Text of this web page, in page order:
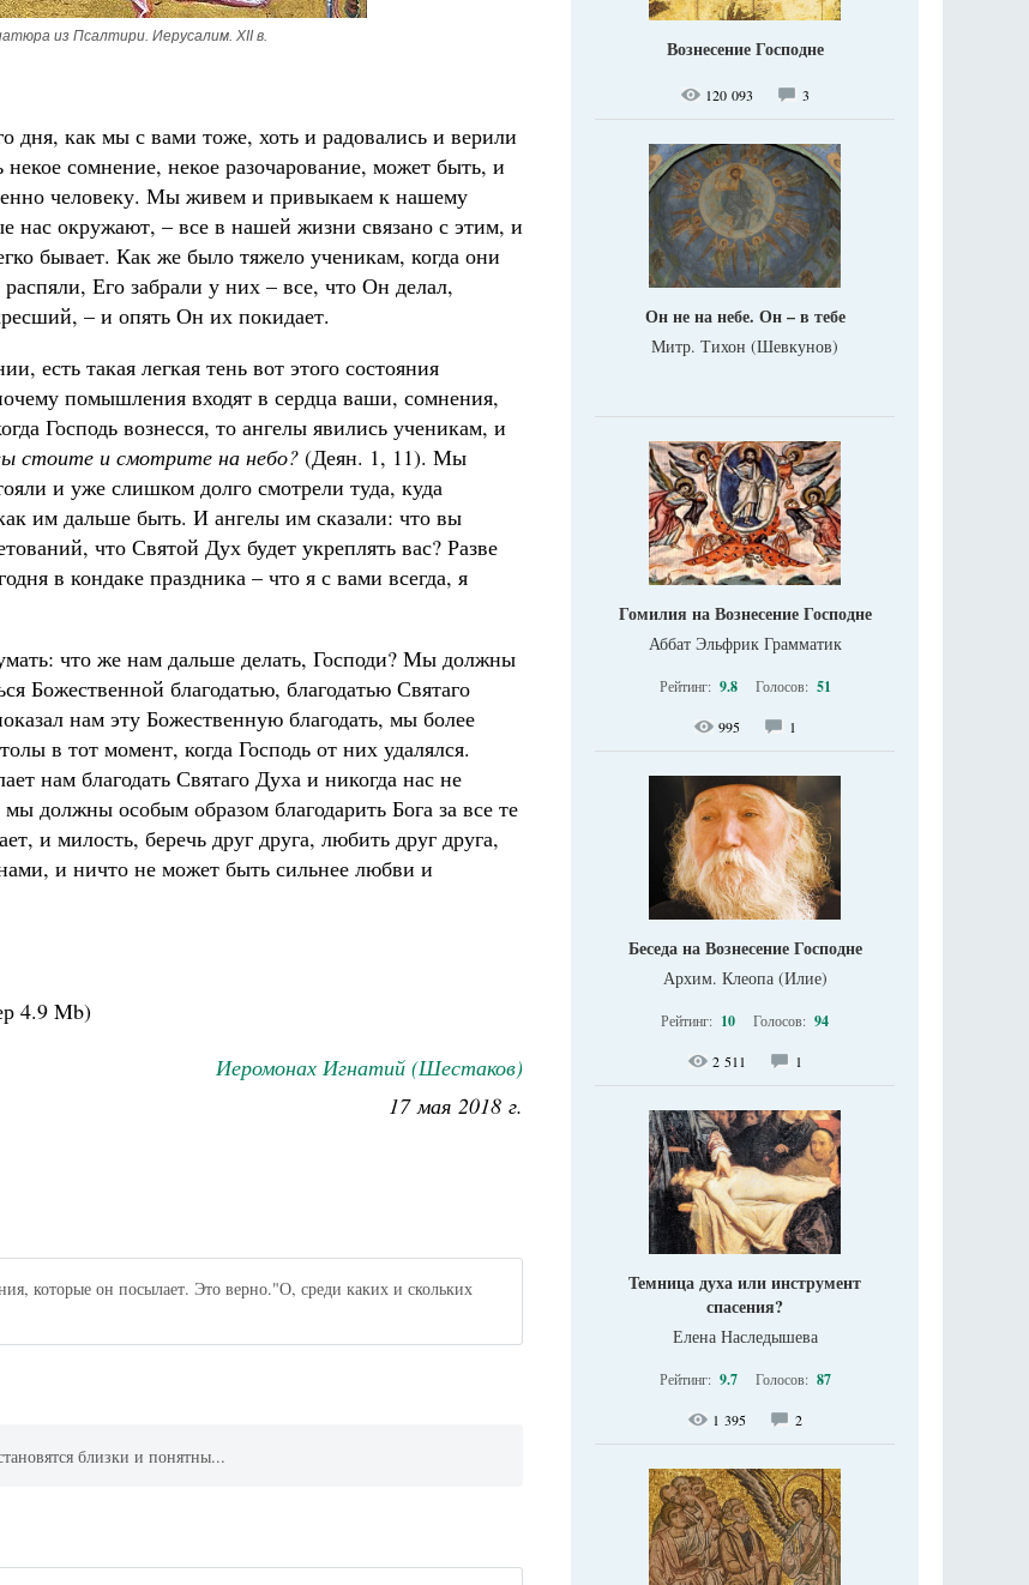
из Псалтири. Иерусалим. XII в.
дня, как мы с вами тоже, хоть и радовались и верили
сомнение, некое разочарование, может быть, и
человеку. Мы живем и привыкаем к нашему
нас окружают, – все в нашей жизни связано с этим, и
бывает. Как же было тяжело ученикам, когда они
Его забрали у них – все, что Он делал,
– и опять Он их покидает.
есть такая легкая тень вот этого состояния
помышления входят в сердца ваши, сомнения,
Господь вознесся, то ангелы явились ученикам, и
стоите и смотрите на небо? (Деян. 1, 11). Мы
и уже слишком долго смотрели туда, куда
им дальше быть. И ангелы им сказали: что вы
что Святой Дух будет укреплять вас? Разве
в кондаке праздника – что я с вами всегда, я
что же нам дальше делать, Господи? Мы должны
Божественной благодатью, благодатью Святаго
нам эту Божественную благодать, мы более
в тот момент, когда Господь от них удалялся.
нам благодать Святаго Духа и никогда нас не
должны особым образом благодарить Бога за все те
и милость, беречь друг друга, любить друг друга,
и ничто не может быть сильнее любви и
4.9 Mb)
Иеромонах Игнатий (Шестаков)
17 мая 2018 г.
которые он посылает. Это верно."О, среди каких и скольких
близки и понятны...
Вознесение Господне
120 093 3
Он не на небе. Он – в тебе
Митр. Тихон (Шевкунов)
Гомилия на Вознесение Господне
Аббат Эльфрик Грамматик
Рейтинг: 9.8 Голосов: 51
995 1
Беседа на Вознесение Господне
Архим. Клеопа (Илие)
Рейтинг: 10 Голосов: 94
2 511 1
Темница духа или инструмент
спасения?
Елена Наследышева
Рейтинг: 9.7 Голосов: 87
1 395 2